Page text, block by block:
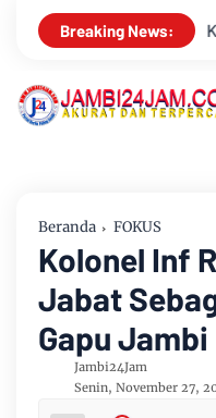
Breaking News:
Alirkan Kepedulian,
Beranda FOKUS
Kolonel Inf
Jabat
Gapu Jambi
Jambi24Jam
Senin, November 27,